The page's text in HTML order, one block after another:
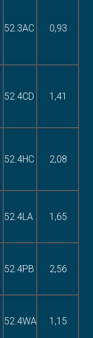
52.3AC 0,93
52.4CD 1,41
52.4HC 2,08
52.4LA 1,65
52.4PB 2,56
52.4WA 1,15